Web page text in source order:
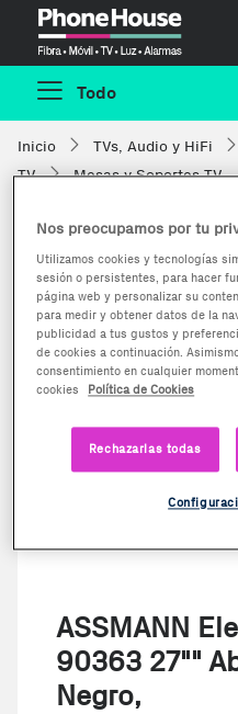
Todo
Inicio TVs, Audio y HiFi
TV
Mesas y Soportes TV
ASSMANN
90363 27""
Negro,
Nos preocupamos por tu
Utilizamos cookies y tecnologías
sesión o persistentes, para hacer
página web y personalizar su
para medir y obtener datos de la
publicidad a tus gustos y
de cookies a continuación.
consentimiento en cualquier
cookies
Política de Cookies
Rechazarlas todas